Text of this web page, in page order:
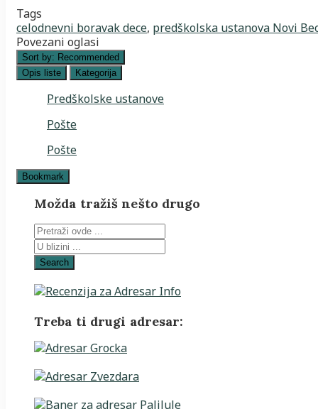
Tags
celodnevni boravak dece, predškolska ustanova Novi
Povezani oglasi
Sort by: Recommended
Opis liste
Kategorija
Predškolske ustanove
Pošte
Pošte
Bookmark
Možda tražiš nešto drugo
Search
Treba ti drugi adresar: